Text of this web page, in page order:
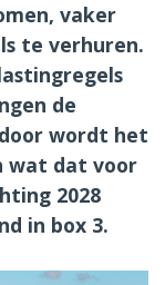
vaker
te verhuren.
de
wordt het
wat dat voor
2028
in box 3.